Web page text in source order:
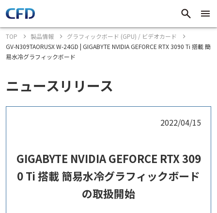
TOP 製品情報
グラフィックボード (GPU) / ビデオカード
GV-N309TAORUSX W-24GD | GIGABYTE NVIDIA GEFORCE RTX 3090 Ti 搭載 簡
易水冷グラフィックボード
ニュースリリース
2022/04/15
GIGABYTE NVIDIA GEFORCE RTX 309
0 Ti 搭載 簡易水冷グラフィックボード
の取扱開始